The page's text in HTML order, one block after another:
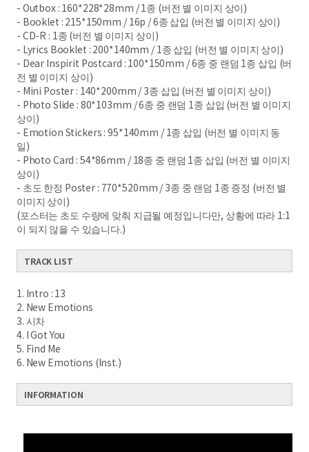
- Outbox : 160*228*28mm / 1종 (버전 별 이미지 상이)
- Booklet : 215*150mm / 16p / 6종 삽입 (버전 별 이미지 상이)
- CD-R : 1종 (버전 별 이미지 상이)
- Lyrics Booklet : 200*140mm / 1종 삽입 (버전 별 이미지 상이)
- Dear Inspirit Postcard : 100*150mm / 6종 중 랜덤 1종 삽입 (버
전 별 이미지 상이)
- Mini Poster : 140*200mm / 3종 삽입 (버전 별 이미지 상이)
- Photo Slide : 80*103mm / 6종 중 랜덤 1종 삽입 (버전 별 이미지
상이)
- Emotion Stickers : 95*140mm / 1종 삽입 (버전 별 이미지 동
일)
- Photo Card : 54*86mm / 18종 중 랜덤 1종 삽입 (버전 별 이미지
상이)
- 초도 한정 Poster : 770*520mm / 3종 중 랜덤 1종 증정 (버전 별
이미지 상이)
(포스터는 초도 수량에 맞춰 지급될 예정입니다만, 상황에 따라 1:1
이 되지 않을 수 있습니다.)
TRACK LIST
1. Intro : 13
2. New Emotions
3. 시차
4. I Got You
5. Find Me
6. New Emotions (Inst.)
INFORMATION